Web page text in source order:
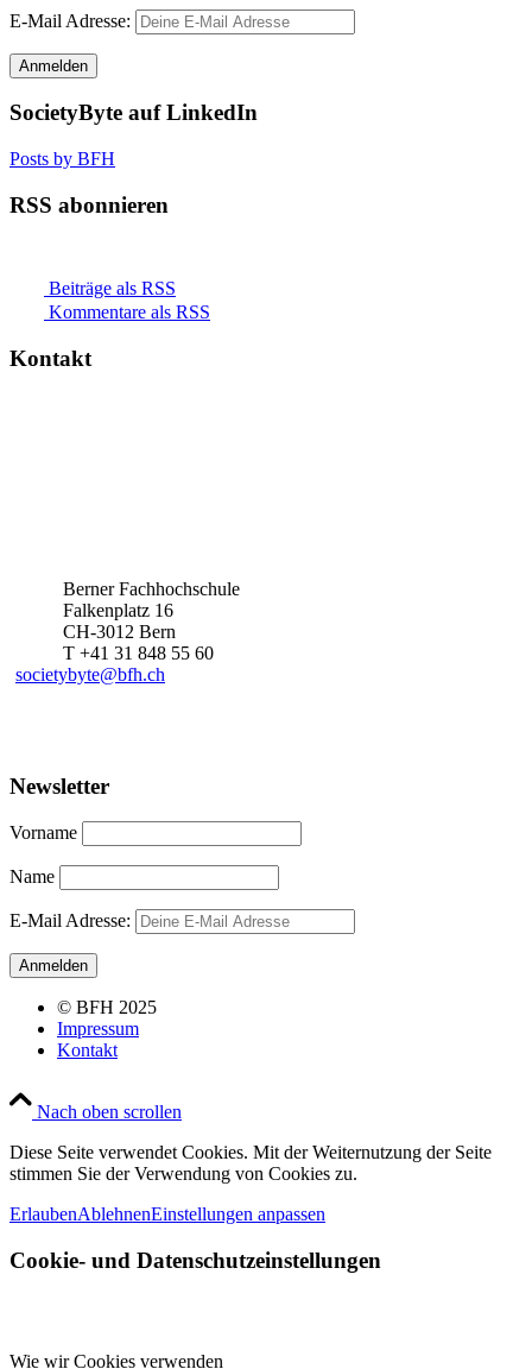
E-Mail Adresse:
SocietyByte auf LinkedIn
Posts by BFH
RSS abonnieren
Beiträge als RSS
Kommentare als RSS
Kontakt
Berner Fachhochschule
Falkenplatz 16
CH-3012 Bern
T +41 31 848 55 60
societybyte@bfh.ch
Newsletter
Vorname
Name
E-Mail Adresse:
© BFH 2025
Impressum
Kontakt
Nach oben scrollen
Diese Seite verwendet Cookies. Mit der Weiternutzung der Seite
stimmen Sie der Verwendung von Cookies zu.
ErlaubenAblehnenEinstellungen anpassen
Cookie- und Datenschutzeinstellungen
Wie wir Cookies verwenden